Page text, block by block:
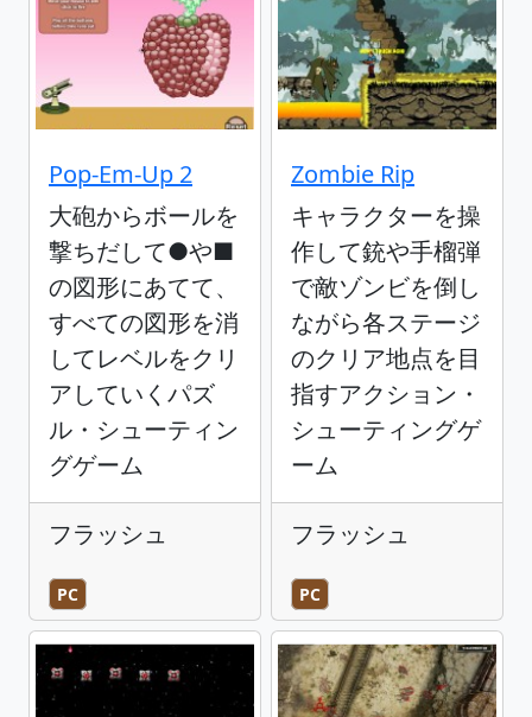
Pop-Em-Up 2
大砲からボールを
撃ちだして●や■
の図形にあてて、
すべての図形を消
してレベルをクリ
アしていくパズ
ル・シューティン
グゲーム
フラッシュ
PC
Zombie Rip
キャラクターを操
作して銃や手榴弾
で敵ゾンビを倒し
ながら各ステージ
のクリア地点を目
指すアクション・
シューティングゲ
ーム
フラッシュ
PC